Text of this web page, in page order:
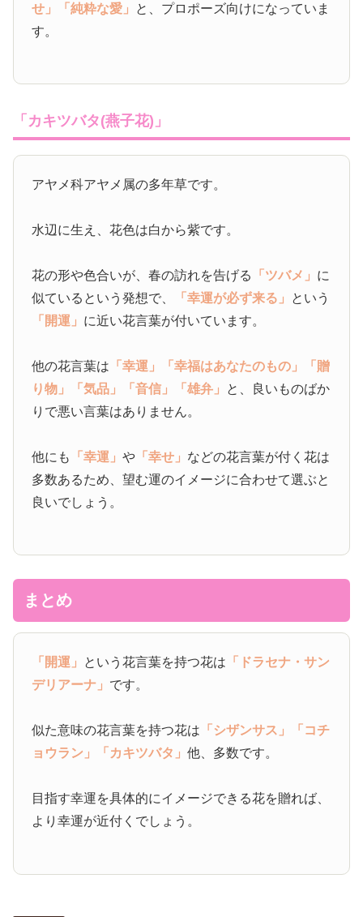
せ」
「純粋な愛」 と、プロポーズ向けになっていま
す。
「カキツバタ(燕子花)」
アヤメ科アヤメ属の多年草です。
水辺に生え、花色は白から紫です。
花の形や色合いが、春の訪れを告げる 「ツバメ」 に
似ているという発想で、
「幸運が必ず来る」 という
「開運」 に近い花言葉が付いています。
他の花言葉は 「幸運」 「幸福はあなたのもの」
「贈
り物」
「気品」 「音信」 「雄弁」 と、良いものばか
りで悪い言葉はありません。
他にも 「幸運」や 「幸せ」 などの花言葉が付く花は
多数あるため、望む運のイメージに合わせて選ぶと
良いでしょう。
まとめ
「開運」 という花言葉を持つ花は 「ドラセナ・サン
デリアーナ」 です。
似た意味の花言葉を持つ花は 「シザンサス」
「コチ
ョウラン」
「カキツバタ」他、多数です。
目指す幸運を具体的にイメージできる花を贈れば、
より幸運が近付くでしょう。